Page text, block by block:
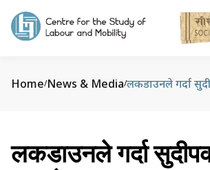
Home/News & Media/
लकडाउनले गर्दा